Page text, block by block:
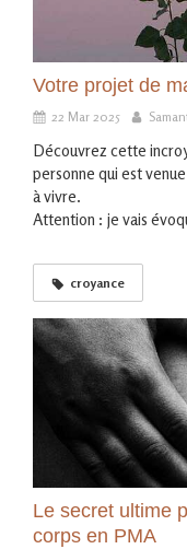
Votre projet de
22 Mar 2025
Découvrez cette
personne qui est
à vivre.
Attention : je vais
croyance
Le secret ultime
corps en PMA